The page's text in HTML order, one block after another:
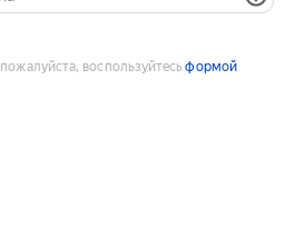
воспользуйтесьформой